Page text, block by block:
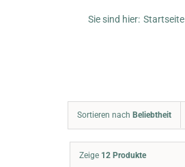
Sie sind hier: Startseite
Sortieren nach Beliebtheit
Zeige 12 Produkte